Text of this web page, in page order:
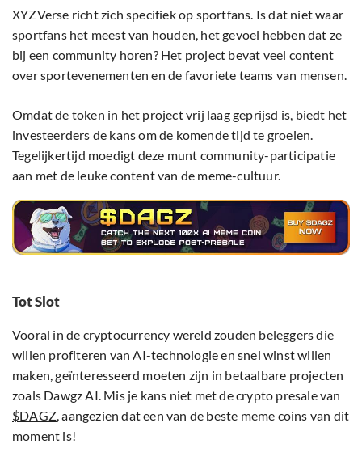
XYZVerse richt zich specifiek op sportfans. Is dat niet waar
sportfans het meest van houden, het gevoel hebben dat ze
bij een community horen? Het project bevat veel content
over sportevenementen en de favoriete teams van mensen.
Omdat de token in het project vrij laag geprijsd is, biedt het
investeerders de kans om de komende tijd te groeien.
Tegelijkertijd moedigt deze munt community-participatie
aan met de leuke content van de meme-cultuur.
Tot Slot
Vooral in de cryptocurrency wereld zouden beleggers die
willen profiteren van AI-technologie en snel winst willen
maken, geïnteresseerd moeten zijn in betaalbare projecten
zoals Dawgz AI. Mis je kans niet met de crypto presale van
$DAGZ, aangezien dat een van de beste meme coins van dit
moment is!